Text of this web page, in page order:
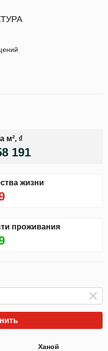
м², ₫
191
жизни
проживания
Ханой